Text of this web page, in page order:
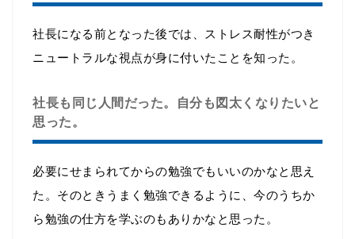
社長になる前となった後では、ストレス耐性がつき
ニュートラルな視点が身に付いたことを知った。
社長も同じ人間だった。自分も図太くなりたいと
思った。
必要にせまられてからの勉強でもいいのかなと思え
た。そのときうまく勉強できるように、今のうちか
ら勉強の仕方を学ぶのもありかなと思った。